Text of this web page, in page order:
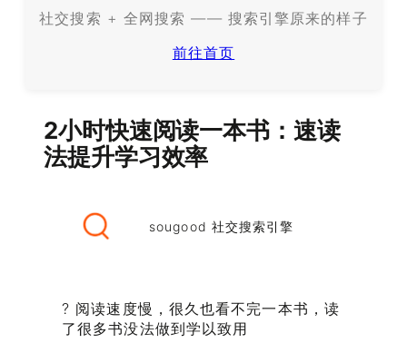
社交搜索 + 全网搜索 —— 搜索引擎原来的样子
前往首页
2小时快速阅读一本书：速读
法提升学习效率
sougood 社交搜索引擎
? 阅读速度慢，很久也看不完一本书，读
了很多书没法做到学以致用